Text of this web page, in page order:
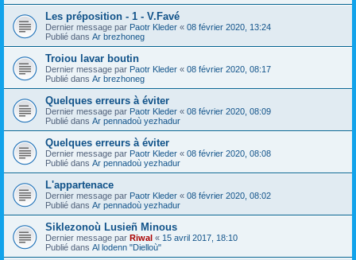
Les préposition - 1 - V.Favé
Dernier message par Paotr Kleder « 08 février 2020, 13:24
Publié dans Ar brezhoneg
Troiou lavar boutin
Dernier message par Paotr Kleder « 08 février 2020, 08:17
Publié dans Ar brezhoneg
Quelques erreurs à éviter
Dernier message par Paotr Kleder « 08 février 2020, 08:09
Publié dans Ar pennadoù yezhadur
Quelques erreurs à éviter
Dernier message par Paotr Kleder « 08 février 2020, 08:08
Publié dans Ar pennadoù yezhadur
L'appartenace
Dernier message par Paotr Kleder « 08 février 2020, 08:02
Publié dans Ar pennadoù yezhadur
Siklezonoù Lusieñ Minous
Dernier message par Riwal « 15 avril 2017, 18:10
Publié dans Al lodenn "Dielloù"